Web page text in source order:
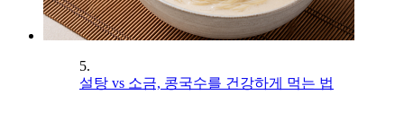
5.
설탕 vs 소금, 콩국수를 건강하게 먹는 법